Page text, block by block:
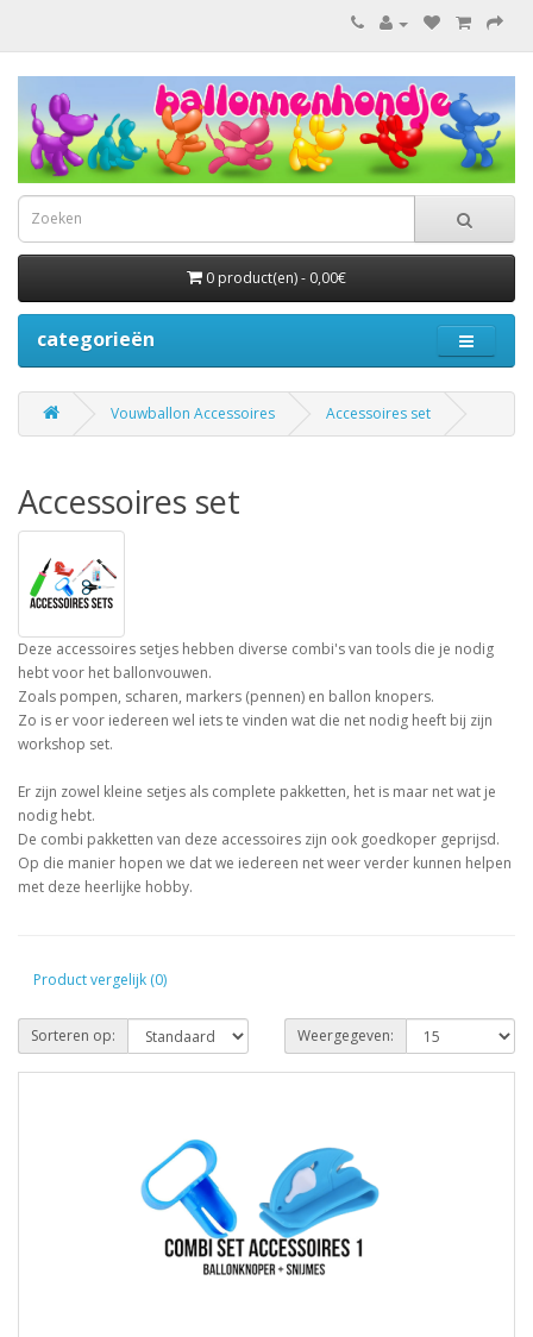
0 product(en) - 0,00€
categorieën
Vouwballon Accessoires Accessoires set
Accessoires set
Deze accessoires setjes hebben diverse combi's van tools die je nodig
hebt voor het ballonvouwen.
Zoals pompen, scharen, markers (pennen) en ballon knopers.
Zo is er voor iedereen wel iets te vinden wat die net nodig heeft bij zijn
workshop set.
Er zijn zowel kleine setjes als complete pakketten, het is maar net wat je
nodig hebt.
De combi pakketten van deze accessoires zijn ook goedkoper geprijsd.
Op die manier hopen we dat we iedereen net weer verder kunnen helpen
met deze heerlijke hobby.
Product vergelijk (0)
Sorteren op: Weergegeven: